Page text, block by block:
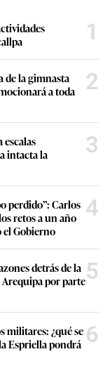
1
de la gimnasta
a toda
2
escalas
intacta la
3
perdido”: Carlos
retos a un año
el Gobierno
4
detrás de la
Arequipa por parte5
militares: ¿qué se
Espriella pondrá 6